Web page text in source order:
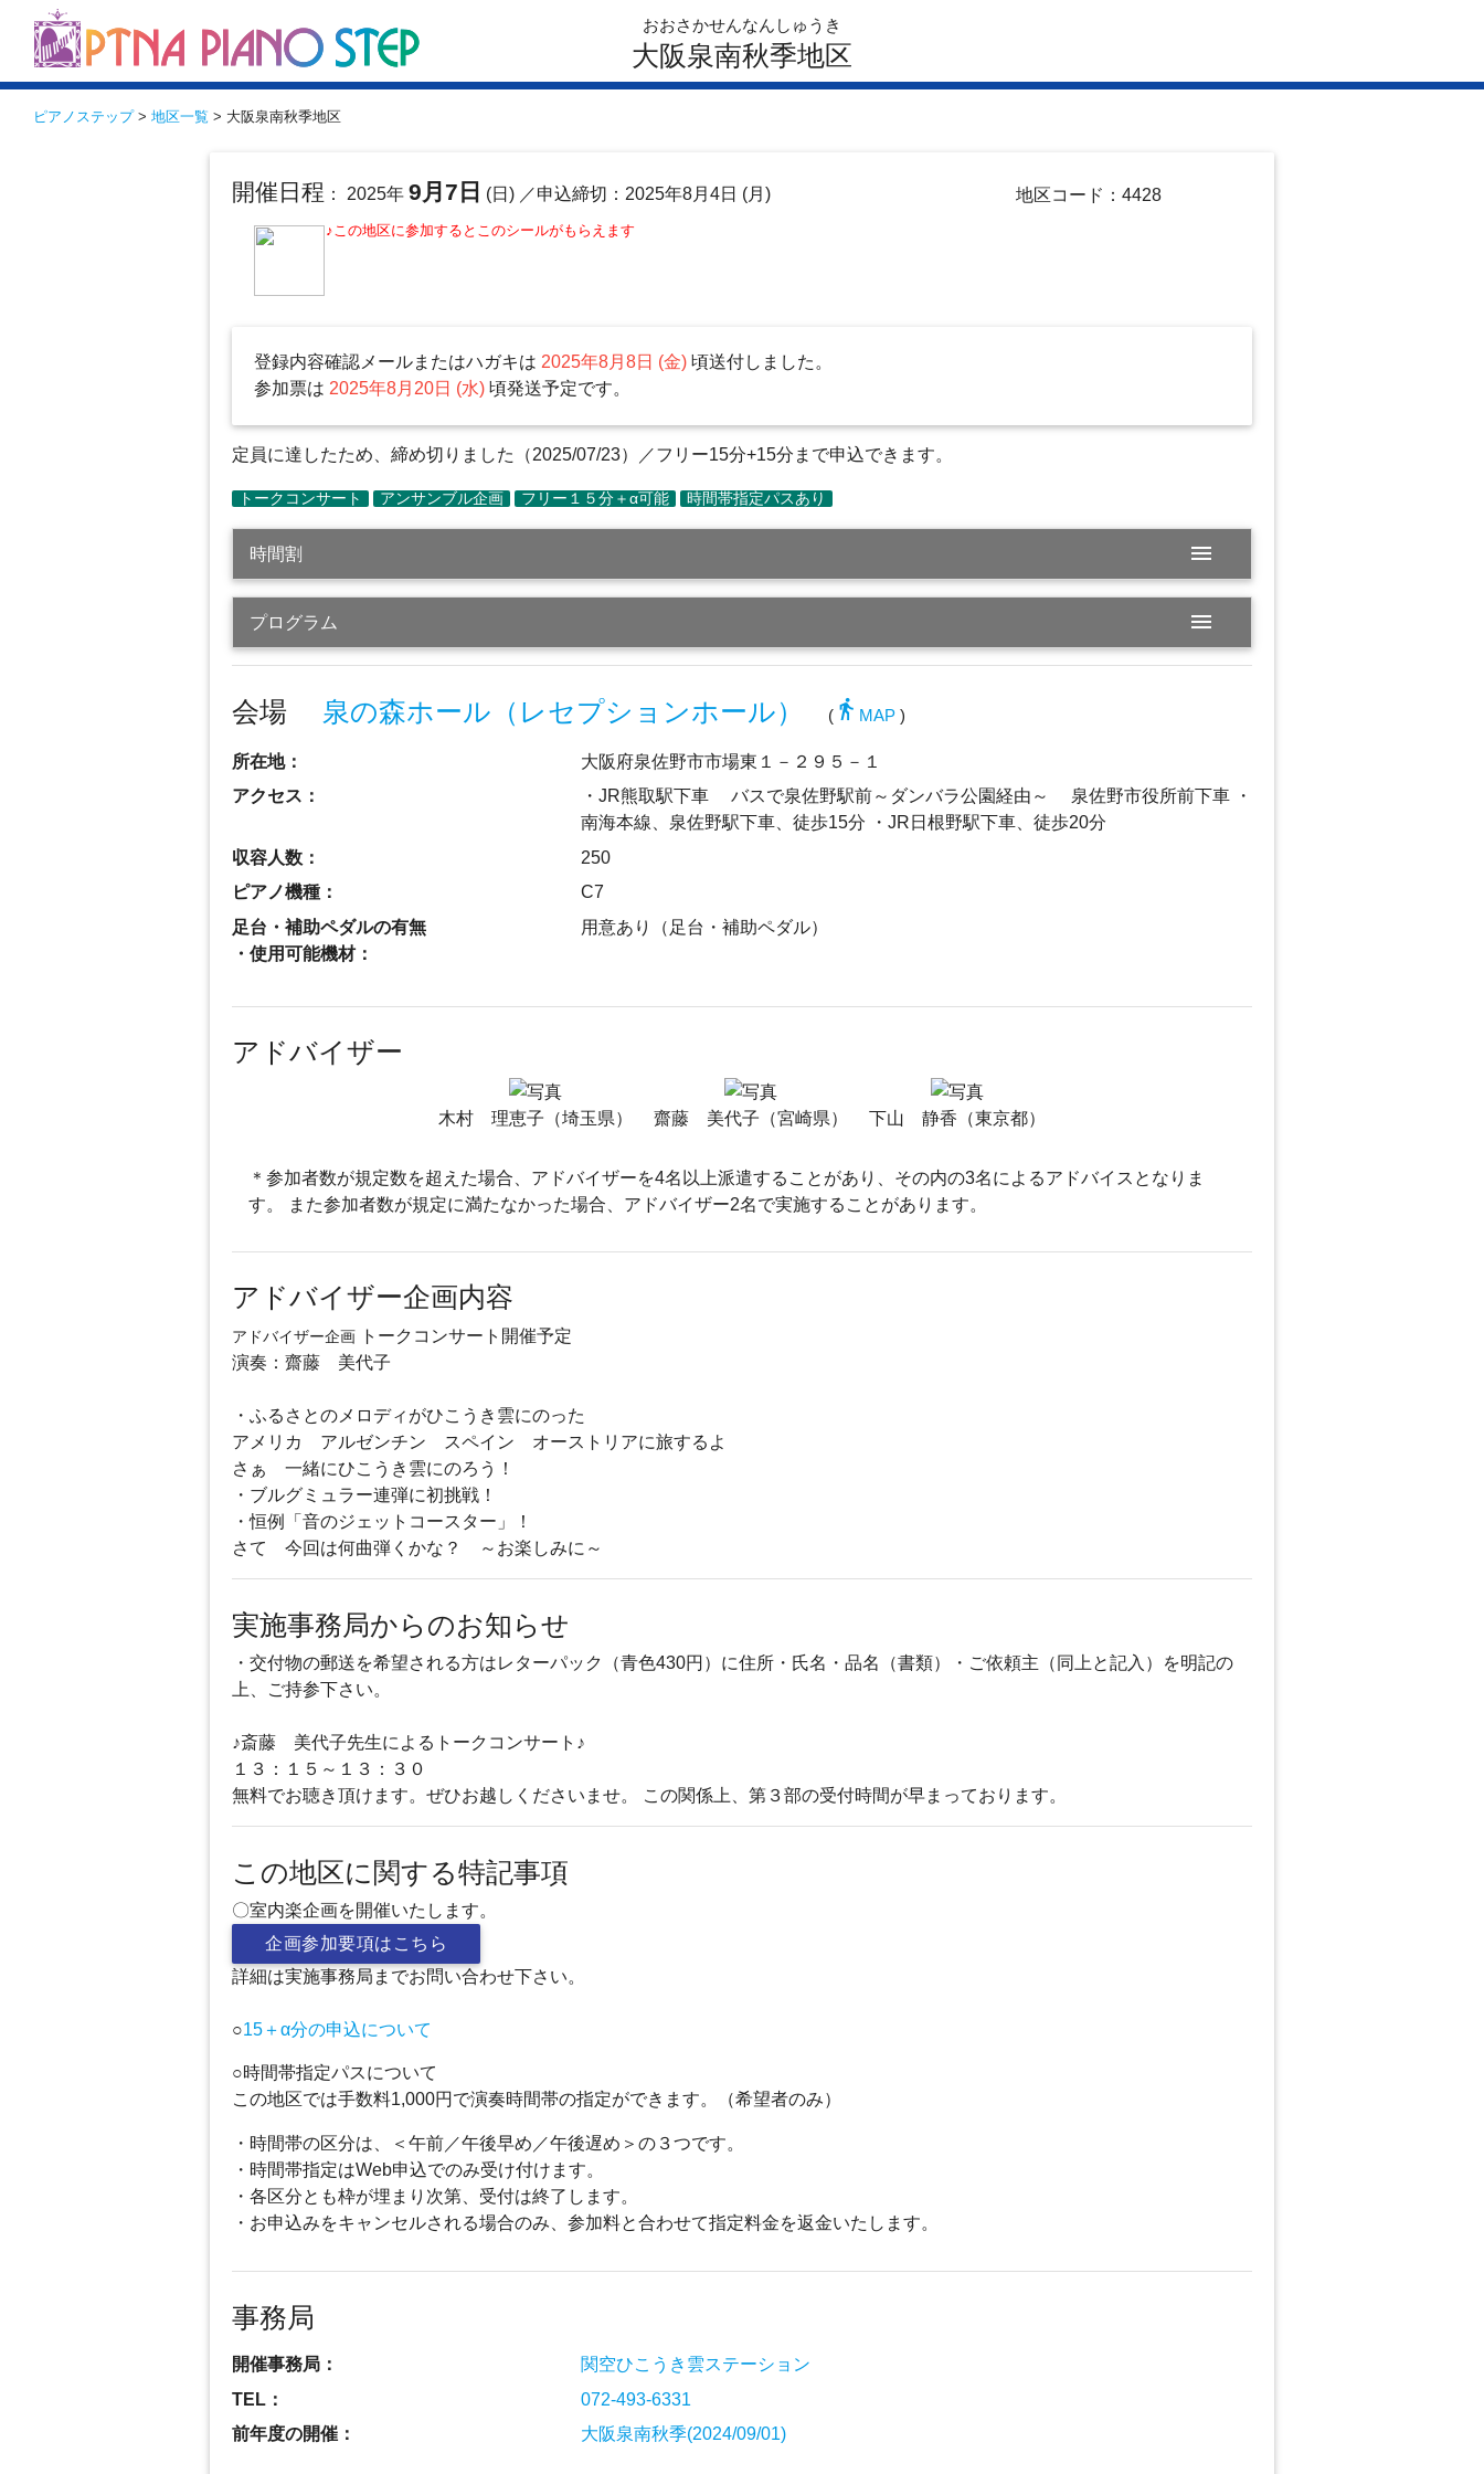
おおさかせんなんしゅうき
大阪泉南秋季地区
ピアノステップ> 地区一覧 > 大阪泉南秋季地区
開催日程 ： 2025年9月7日 (日) ／申込締切：2025年8月4日 (月) 地区コード：4428
♪この地区に参加するとこのシールがもらえます
登録内容確認メールまたはハガキは 2025年8月8日 (金)頃送付しました。
参加票は 2025年8月20日 (水)頃発送予定です。
定員に達したため、締め切りました（2025/07/23）／フリー15分+15分まで申込できます。
時間割 menu
プログラム menu
会場 泉の森ホール（レセプションホール） ( directions_walk MAP )
所在地：
大阪府泉佐野市市場東１－２９５－１
アクセス：
・JR熊取駅下車 バスで泉佐野駅前～ダンバラ公園経由～ 泉佐野市役所前下車 ・
南海本線、泉佐野駅下車、徒歩15分 ・JR日根野駅下車、徒歩20分
収容人数：
250
ピアノ機種：
C7
足台・補助ペダルの有無
・使用可能機材：
用意あり（足台・補助ペダル）
アドバイザー
木村 理恵子（埼玉県） 齋藤 美代子（宮崎県） 下山 静香（東京都）
＊参加者数が規定数を超えた場合、アドバイザーを4名以上派遣することがあり、その内の3名によるアドバイスとなりま
す。 また参加者数が規定に満たなかった場合、アドバイザー2名で実施することがあります。
アドバイザー企画内容
アドバイザー企画 トークコンサート開催予定
演奏：齋藤 美代子
・ふるさとのメロディがひこうき雲にのった
アメリカ アルゼンチン スペイン オーストリアに旅するよ
さぁ 一緒にひこうき雲にのろう！
・ブルグミュラー連弾に初挑戦！
・恒例「音のジェットコースター」！
さて 今回は何曲弾くかな？ ～お楽しみに～
実施事務局からのお知らせ
・交付物の郵送を希望される方はレターパック（青色430円）に住所・氏名・品名（書類）・ご依頼主（同上と記入）を明記の
上、ご持参下さい。
♪斎藤 美代子先生によるトークコンサート♪
１３：１５～１３：３０
無料でお聴き頂けます。ぜひお越しくださいませ。 この関係上、第３部の受付時間が早まっております。
この地区に関する特記事項
〇室内楽企画を開催いたします。
企画参加要項はこちら
詳細は実施事務局までお問い合わせ下さい。
○15＋α分の申込について
○時間帯指定パスについて
この地区では手数料1,000円で演奏時間帯の指定ができます。（希望者のみ）
・時間帯の区分は、＜午前／午後早め／午後遅め＞の３つです。
・時間帯指定はWeb申込でのみ受け付けます。
・各区分とも枠が埋まり次第、受付は終了します。
・お申込みをキャンセルされる場合のみ、参加料と合わせて指定料金を返金いたします。
事務局
開催事務局：
関空ひこうき雲ステーション
TEL：
072-493-6331
前年度の開催：
大阪泉南秋季(2024/09/01)